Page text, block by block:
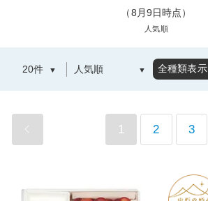
（8月9日時点）
人気順
全種類表示
1 2 3